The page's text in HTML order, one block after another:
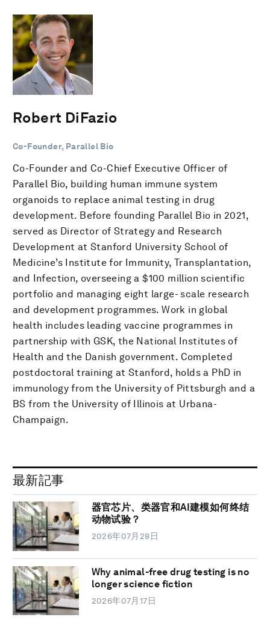
Robert DiFazio
Co-Founder, Parallel Bio
Co-Founder and Co-Chief Executive Officer of
Parallel Bio, building human immune system
organoids to replace animal testing in drug
development. Before founding Parallel Bio in 2021,
served as Director of Strategy and Research
Development at Stanford University School of
Medicine’s Institute for Immunity, Transplantation,
and Infection, overseeing a $100 million scientific
portfolio and managing eight large- scale research
and development programmes. Work in global
health includes leading vaccine programmes in
partnership with GSK, the National Institutes of
Health and the Danish government. Completed
postdoctoral training at Stanford, holds a PhD in
immunology from the University of Pittsburgh and a
BS from the University of Illinois at Urbana-
Champaign.
最新記事
器官芯片、类器官和AI建模如何终结
动物试验？
2026年07月28日
Why animal-free drug testing is no
longer science fiction
2026年07月17日